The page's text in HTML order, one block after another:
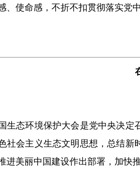
、使命感，不折不扣贯彻落实党
态环境保护大会是党中央决定
社会主义生态文明思想，总结
进美丽中国建设作出部署，加快